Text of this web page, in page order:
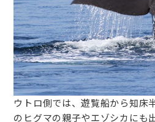
ウトロ側では、遊覧船から知床
のヒグマの親子やエゾシカにも